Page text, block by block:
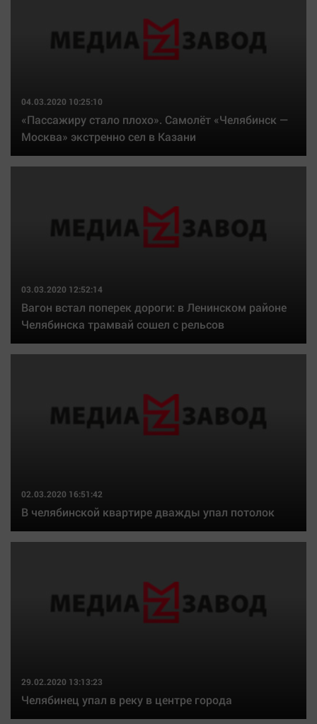
04.03.2020 10:25:10
«Пассажиру стало плохо». Самолёт «Челябинск —
Москва» экстренно сел в Казани
03.03.2020 12:52:14
Вагон встал поперек дороги: в Ленинском районе
Челябинска трамвай сошел с рельсов
02.03.2020 16:51:42
В челябинской квартире дважды упал потолок
29.02.2020 13:13:23
Челябинец упал в реку в центре города